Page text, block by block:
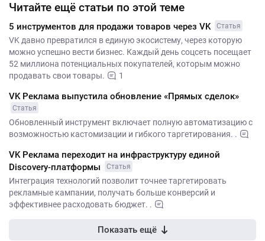
Читайте ещё статьи по этой теме
5 инструментов для продажи товаров через VK Статья
VK давно превратился в единую экосистему, через которую
можно успешно вести бизнес. Каждый день соцсеть посещает
52 миллиона потенциальных покупателей, которым можно
продавать свои товары.
1
VK Реклама выпустила обновление «Прямых сделок»
Статья
Обновленный инструмент включает полную автоматизацию с
возможностью кастомизации и гибкого таргетирования. .
VK Реклама переходит на инфраструктуру единой
Discovery-платформы
Статья
Интеграция технологий позволит точнее таргетировать
рекламные кампании, получать больше конверсий и
эффективнее расходовать бюджет. .
Показать ещё